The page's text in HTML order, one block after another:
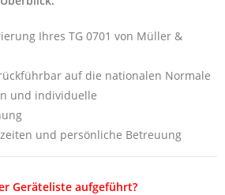
Ihres TG 0701 von Müller &
auf die nationalen Normale
und individuelle
und persönliche Betreuung
Geräteliste aufgeführt?